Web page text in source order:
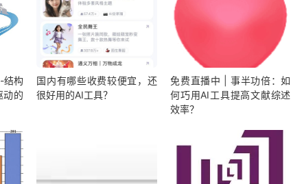
结构
动的
国内有哪些收费较便宜，还
很好用的AI工具？
免费直播中 | 事半功倍：如
何巧用AI工具提高文献综述
效率？